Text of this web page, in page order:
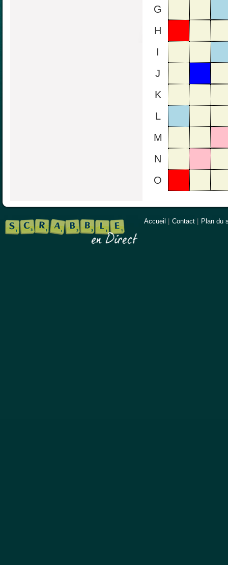
G
H
I
J
K
L
M
N
O
Accueil Contact Plan du